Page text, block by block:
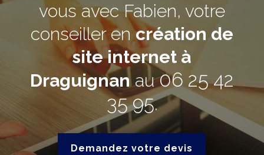
vous avec Fabien, votre
conseiller encréation de
site internet à
Draguignanau06 25 42
35 95.
Demandez votre devis